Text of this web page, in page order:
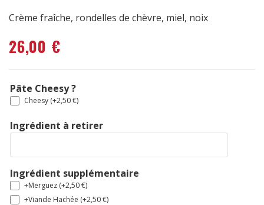
Crème fraîche, rondelles de chèvre, miel, noix
26,00 €
Pâte Cheesy ?
Cheesy (+2,50€)
Ingrédient à retirer
Ingrédient supplémentaire
+Merguez (+2,50€)
+Viande Hachée (+2,50€)